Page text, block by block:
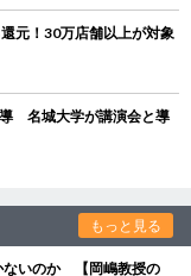
元！30万店舗以上が対象
導 名城大学が講演会と導
もっと見る
ないのか 【岡嶋教授の